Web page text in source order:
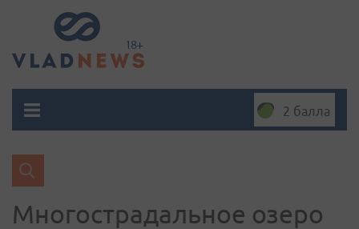
2 балла
Многострадальное озеро